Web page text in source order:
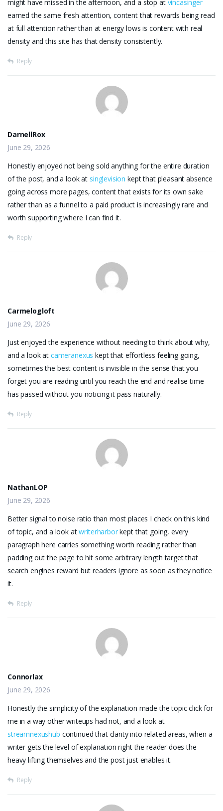
might have missed in the afternoon, and a stop at vincasinger
earned the same fresh attention, content that rewards being read
at full attention rather than at energy lows is content with real
density and this site has that density consistently.
Reply
DarnellRox
June 29, 2026
Honestly enjoyed not being sold anything for the entire duration
of the post, and a look at singlevision kept that pleasant absence
going across more pages, content that exists for its own sake
rather than as a funnel to a paid product is increasingly rare and
worth supporting where I can find it.
Reply
Carmelogloft
June 29, 2026
Just enjoyed the experience without needing to think about why,
and a look at cameranexus kept that effortless feeling going,
sometimes the best content is invisible in the sense that you
forget you are reading until you reach the end and realise time
has passed without you noticing it pass naturally.
Reply
NathanLOP
June 29, 2026
Better signal to noise ratio than most places I check on this kind
of topic, and a look atwriterharborkept that going, every
paragraph here carries something worth reading rather than
padding out the page to hit some arbitrary length target that
search engines reward but readers ignore as soon as they notice
it.
Reply
Connorlax
June 29, 2026
Honestly the simplicity of the explanation made the topic click for
me in a way other writeups had not, and a look at
streamnexushub continued that clarity into related areas, when a
writer gets the level of explanation right the reader does the
heavy lifting themselves and the post just enables it.
Reply